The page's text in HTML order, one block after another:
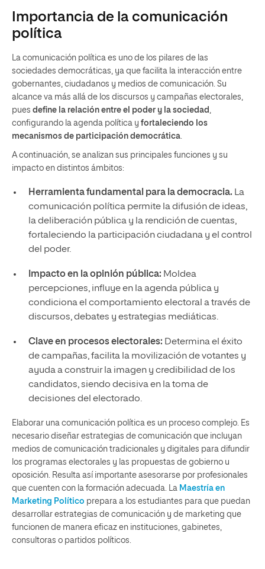
Importancia de la comunicación
política
La comunicación política es uno de los pilares de las
sociedades democráticas, ya que facilita la interacción entre
gobernantes, ciudadanos y medios de comunicación. Su
alcance va más allá de los discursos y campañas electorales,
pues define la relación entre el poder y la sociedad
configurando la agenda política y fortaleciendo los
mecanismos de participación democrática
A continuación, se analizan sus principales funciones y su
impacto en distintos ámbitos:
Herramienta fundamental para la democracia. La
comunicación política permite la difusión de ideas,
la deliberación pública y la rendición de cuentas,
fortaleciendo la participación ciudadana y el control
del poder.
Impacto en la opinión pública: Moldea
percepciones, influye en la agenda pública y
condiciona el comportamiento electoral a través de
discursos, debates y estrategias mediáticas.
Clave en procesos electorales: Determina el éxito
de campañas, facilita la movilización de votantes y
ayuda a construir la imagen y credibilidad de los
candidatos, siendo decisiva en la toma de
decisiones del electorado.
Elaborar una comunicación política es un proceso complejo. Es
necesario diseñar estrategias de comunicación que incluyan
medios de comunicación tradicionales y digitales para difundir
los programas electorales y las propuestas de gobierno u
oposición. Resulta así importante asesorarse por profesionales
que cuenten con la formación adecuada. La Maestría en
Marketing Político prepara a los estudiantes para que puedan
desarrollar estrategias de comunicación y de marketing que
funcionen de manera eficaz en instituciones, gabinetes,
consultoras o partidos políticos.